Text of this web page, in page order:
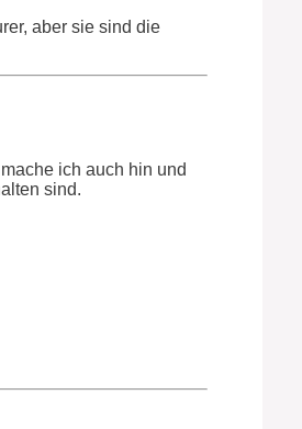
aber sie sind die
ich auch hin und
sind.